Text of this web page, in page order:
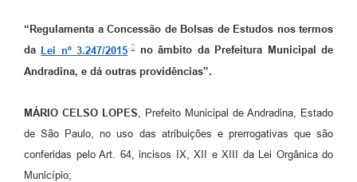
“Regulamenta a Concessão de Bolsas de Estudos nos termos
da Lei nº 3.247/2015
no âmbito da Prefeitura Municipal de
Andradina, e dá outras providências”.
MÁRIO CELSO LOPES , Prefeito Municipal de Andradina, Estado
de São Paulo, no uso das atribuições e prerrogativas que são
conferidas pelo Art. 64, incisos IX, XII e XIII da Lei Orgânica do
Município;